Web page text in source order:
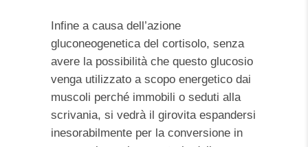
Infine a causa dell’azione
gluconeogenetica del cortisolo, senza
avere la possibilità che questo glucosio
venga utilizzato a scopo energetico dai
muscoli perché immobili o seduti alla
scrivania, si vedrà il girovita espandersi
inesorabilmente per la conversione in